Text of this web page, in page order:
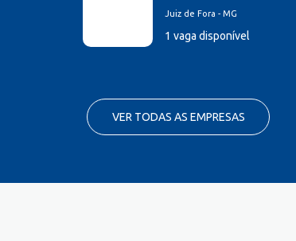
Juiz de Fora - MG
1 vaga disponível
VER TODAS AS EMPRESAS